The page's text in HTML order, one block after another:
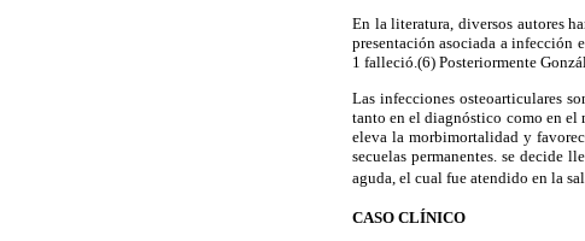
En la literatura, diversos autores
presentación asociada a infección
1 falleció.(6) Posteriormente
Las infecciones osteoarticulares
tanto en el diagnóstico como en el
eleva la morbimortalidad y
secuelas permanentes. se decide
aguda, el cual fue atendido en la
CASO CLÍNICO